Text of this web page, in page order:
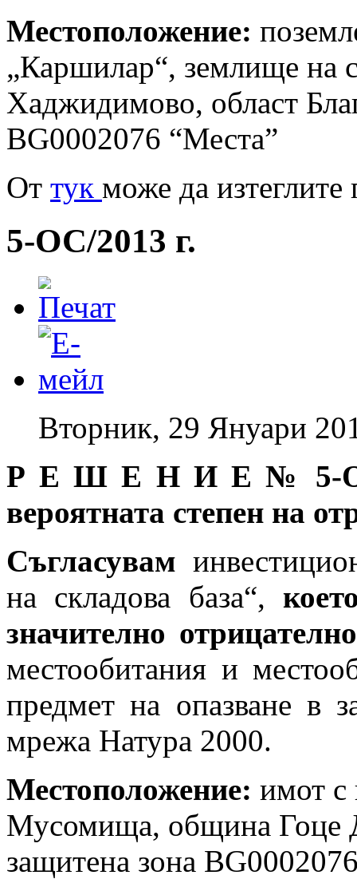
Местоположение:
„Каршилар“, землище на
Хаджидимово, област
BG0002076 “Места”
Oт тук може да
5-ОС/2013 г.
Вторник, 29 Януари
Р Е Ш Е Н И Е № 5-ОС/
вероятната степен на
Съгласувам
на складова база“,
значително
местообитания и
предмет на опазване в
мрежа Натура 2000.
Местоположение: имот с
Мусомища, община Гоце
защитена зона